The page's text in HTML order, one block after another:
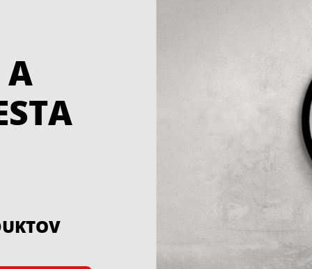
a dlažieb.
A